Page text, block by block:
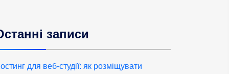
записи
для веб-студії: як розміщувати